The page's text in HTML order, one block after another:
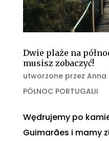
Dwie plaże na
musisz zobaczyć!
utworzone przez Anna
PÓŁNOC PORTUGALII
Wędrujemy po
Guimarães i mamy